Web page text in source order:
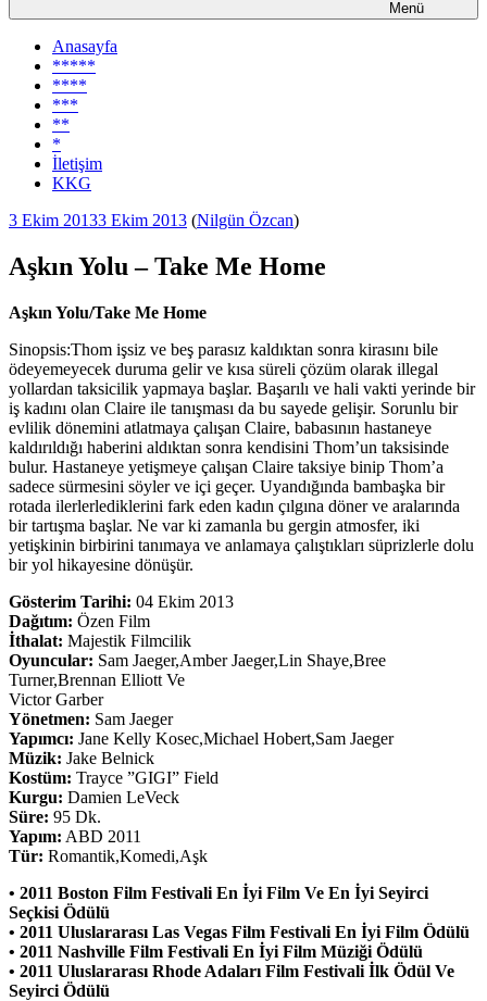
Menü
Anasayfa
*****
****
***
**
*
İletişim
KKG
Yayım
3 Ekim 20133 Ekim 2013 (Nilgün Özcan)
Aşkın Yolu – Take Me Home
Aşkın Yolu/Take Me Home
Sinopsis:Thom işsiz ve beş parasız kaldıktan sonra kirasını bile
ödeyemeyecek duruma gelir ve kısa süreli çözüm olarak illegal
yollardan taksicilik yapmaya başlar. Başarılı ve hali vakti yerinde bir
iş kadını olan Claire ile tanışması da bu sayede gelişir. Sorunlu bir
evlilik dönemini atlatmaya çalışan Claire, babasının hastaneye
kaldırıldığı haberini aldıktan sonra kendisini Thom’un taksisinde
bulur. Hastaneye yetişmeye çalışan Claire taksiye binip Thom’a
sadece sürmesini söyler ve içi geçer. Uyandığında bambaşka bir
rotada ilerlerlediklerini fark eden kadın çılgına döner ve aralarında
bir tartışma başlar. Ne var ki zamanla bu gergin atmosfer, iki
yetişkinin birbirini tanımaya ve anlamaya çalıştıkları süprizlerle dolu
bir yol hikayesine dönüşür.
Gösterim Tarihi: 04 Ekim 2013
Dağıtım: Özen Film
İthalat: Majestik Filmcilik
Oyuncular: Sam Jaeger,Amber Jaeger,Lin Shaye,Bree
Turner,Brennan Elliott Ve
Victor Garber
Yönetmen: Sam Jaeger
Yapımcı: Jane Kelly Kosec,Michael Hobert,Sam Jaeger
Müzik: Jake Belnick
Kostüm: Trayce ”GIGI” Field
Kurgu: Damien LeVeck
Süre: 95 Dk.
Yapım: ABD 2011
Tür: Romantik,Komedi,Aşk
• 2011 Boston Film Festivali En İyi Film Ve En İyi Seyirci
Seçkisi Ödülü
• 2011 Uluslararası Las Vegas Film Festivali En İyi Film Ödülü
• 2011 Nashville Film Festivali En İyi Film Müziği Ödülü
• 2011 Uluslararası Rhode Adaları Film Festivali İlk Ödül Ve
Seyirci Ödülü